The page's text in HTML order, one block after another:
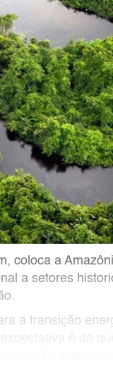
coloca a
a setores
a transição